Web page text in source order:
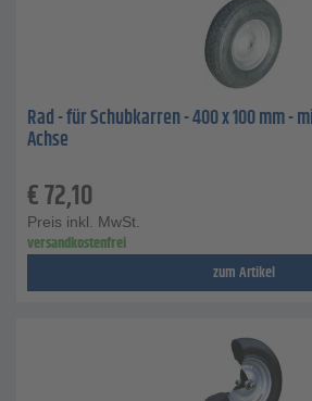
Rad - für Schubkarren - 400 x 100 mm -
Achse
€72,10
Preis inkl. MwSt.
versandkostenfrei
zum Artikel